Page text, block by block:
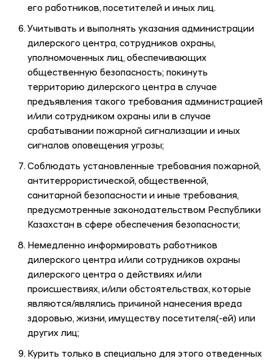
его работников, посетителей и иных лиц.
Учитывать и выполнять указания администрации
дилерского центра, сотрудников охраны,
уполномоченных лиц, обеспечивающих
общественную безопасность; покинуть
территорию дилерского центра в случае
предъявления такого требования администрацией
и/или сотрудником охраны или в случае
срабатывании пожарной сигнализации и иных
сигналов оповещения угрозы;
Соблюдать установленные требования пожарной,
антитеррористической, общественной,
санитарной безопасности и иные требования,
предусмотренные законодательством Республики
Казахстан в сфере обеспечения безопасности;
Немедленно информировать работников
дилерского центра и/или сотрудников охраны
дилерского центра о действиях и/или
происшествиях, и/или обстоятельствах, которые
являются/являлись причиной нанесения вреда
здоровью, жизни, имуществу посетителя(-ей) или
других лиц;
Курить только в специально для этого отведенных